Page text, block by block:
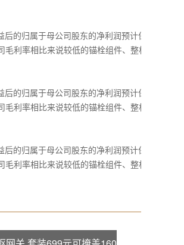
的归属于母公司股东的净利润预计保
利率相比来说较低的锚栓组件、整机
的归属于母公司股东的净利润预计保
利率相比来说较低的锚栓组件、整机
的归属于母公司股东的净利润预计保
利率相比来说较低的锚栓组件、整机